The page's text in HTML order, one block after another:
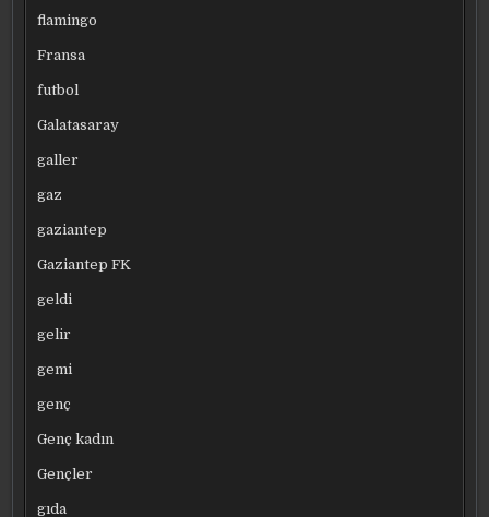
flamingo
Fransa
futbol
Galatasaray
galler
gaz
gaziantep
Gaziantep FK
geldi
gelir
gemi
genç
Genç kadın
Gençler
gıda